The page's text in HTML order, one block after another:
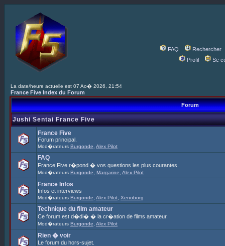
FAQ
Rechercher
Profil
Se
La date/heure actuelle est 07 Ao� 2026, 21:54
France Five Index du Forum
Forum
Jushi Sentai France Five
France Five
Forum principal.
Mod�rateurs Burgonde Alex Pilot
FAQ
France Five r�pond � vos questions les plus courantes.
Mod�rateurs Burgonde Margarine Alex Pilot
France Infos
Infos et interviews
Mod�rateurs Burgonde Alex Pilot Xenoborg
Technique du film amateur
Ce forum est d�di� � la cr�ation de films amateur.
Mod�rateurs Burgonde Alex Pilot
Rien � voir
Le forum du hors-sujet.